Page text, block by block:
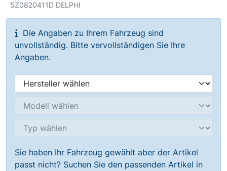
5Z0820411D DELPHI
Die Angaben zu Ihrem Fahrzeug sind
unvollständig. Bitte vervollständigen Sie Ihre
Angaben.
Sie haben Ihr Fahrzeug gewählt aber der Artikel
passt nicht? Suchen Sie den passenden Artikel in